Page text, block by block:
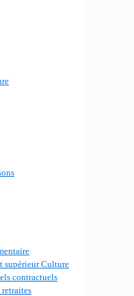
supérieur Culture
contractuels